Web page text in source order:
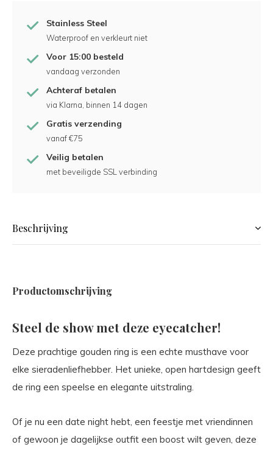
Stainless Steel
Waterproof en verkleurt niet
Voor 15:00 besteld
vandaag verzonden
Achteraf betalen
via Klarna, binnen 14 dagen
Gratis verzending
vanaf €75
Veilig betalen
met beveiligde SSL verbinding
Beschrijving
Productomschrijving
Steel de show met deze eyecatcher!
Deze prachtige gouden ring is een echte musthave voor
elke sieradenliefhebber. Het unieke, open hartdesign geeft
de ring een speelse en elegante uitstraling.
Of je nu een date night hebt, een feestje met vriendinnen
of gewoon je dagelijkse outfit een boost wilt geven, deze